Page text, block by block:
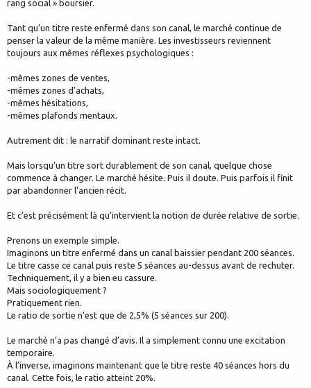
rang social » boursier.
Tant qu’un titre reste enfermé dans son canal, le marché continue de
penser la valeur de la même manière. Les investisseurs reviennent
toujours aux mêmes réflexes psychologiques :
-mêmes zones de ventes,
-mêmes zones d’achats,
-mêmes hésitations,
-mêmes plafonds mentaux.
Autrement dit : le narratif dominant reste intact.
Mais lorsqu’un titre sort durablement de son canal, quelque chose
commence à changer. Le marché hésite. Puis il doute. Puis parfois il finit
par abandonner l’ancien récit.
Et c’est précisément là qu’intervient la notion de durée relative de sortie.
Prenons un exemple simple.
Imaginons un titre enfermé dans un canal baissier pendant 200 séances.
Le titre casse ce canal puis reste 5 séances au-dessus avant de rechuter.
Techniquement, il y a bien eu cassure.
Mais sociologiquement ?
Pratiquement rien.
Le ratio de sortie n’est que de 2,5% (5 séances sur 200).
Le marché n’a pas changé d’avis. Il a simplement connu une excitation
temporaire.
À l’inverse, imaginons maintenant que le titre reste 40 séances hors du
canal. Cette fois, le ratio atteint 20%.